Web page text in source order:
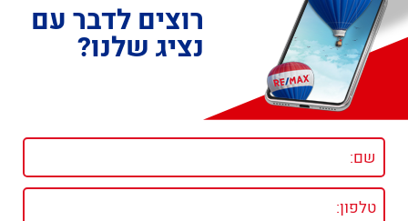
רוצים לדבר עם
נציג שלנו?